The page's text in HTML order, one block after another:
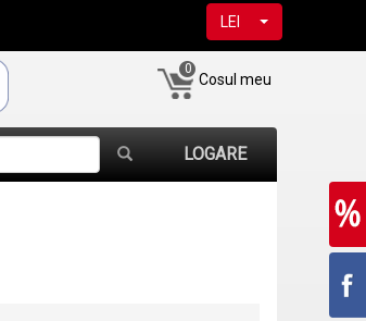
LEI
0
Cosul meu
LOGARE